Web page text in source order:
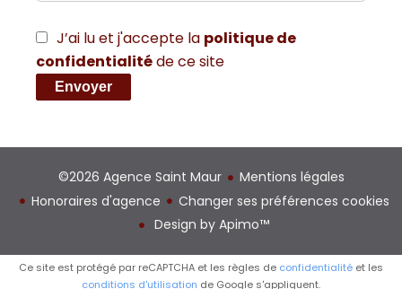
J’ai lu et j'accepte la politique de
confidentialitéde ce site
Envoyer
©2026 Agence Saint Maur
Mentions légales
Honoraires d'agence
Changer ses préférences cookies
Design by Apimo™
Ce site est protégé par reCAPTCHA et les règles de confidentialité et les
conditions d'utilisation de Google s'appliquent.